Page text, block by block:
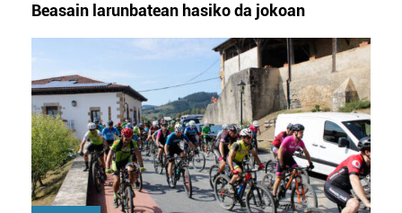
Beasain larunbatean hasiko da jokoan